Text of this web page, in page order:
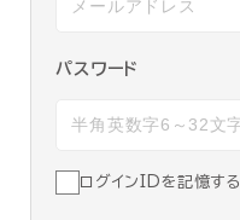
パスワード
ログインIDを記憶する